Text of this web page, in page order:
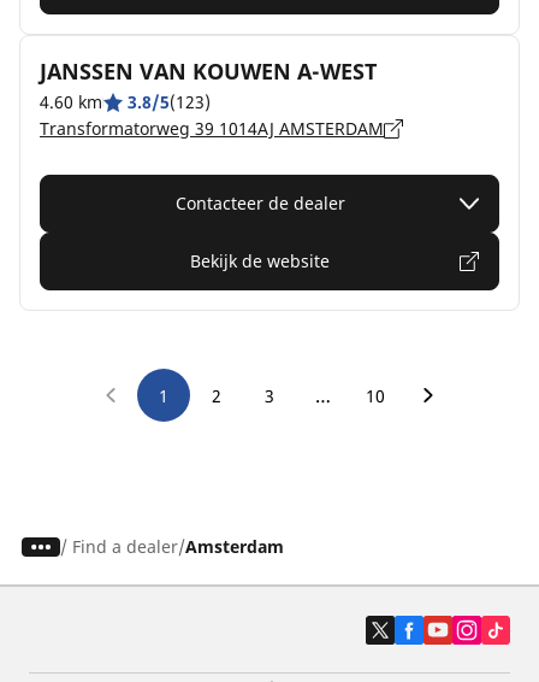
JANSSEN VAN KOUWEN A-WEST
4.60 km 3.8/5(123)
Transformatorweg 39 1014AJ AMSTERDAM
Contacteer de dealer
Bekijk de website
1 2 3 … 10
/ Find a dealer Amsterdam